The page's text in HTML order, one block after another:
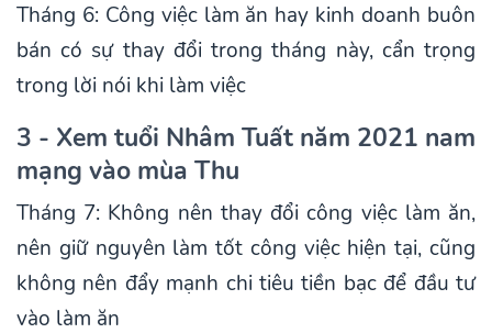
Tháng 6: Công việc làm ăn hay kinh doanh buôn
bán có sự thay đổi trong tháng này, cẩn trọng
trong lời nói khi làm việc
3 - Xem tuổi Nhâm Tuất năm 2021 nam
mạng vào mùa Thu
Tháng 7: Không nên thay đổi công việc làm ăn,
nên giữ nguyên làm tốt công việc hiện tại, cũng
không nên đẩy mạnh chi tiêu tiền bạc để đầu tư
vào làm ăn